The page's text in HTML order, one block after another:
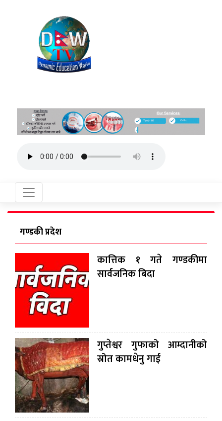
गण्डकी प्रदेश
कात्तिक १ गते गण्डकीमा
सार्वजनिक बिदा
गुप्तेश्वर गुफाको आम्दानीको
स्रोत कामधेनु गाई